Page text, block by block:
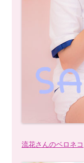
流花さんのベロネコ